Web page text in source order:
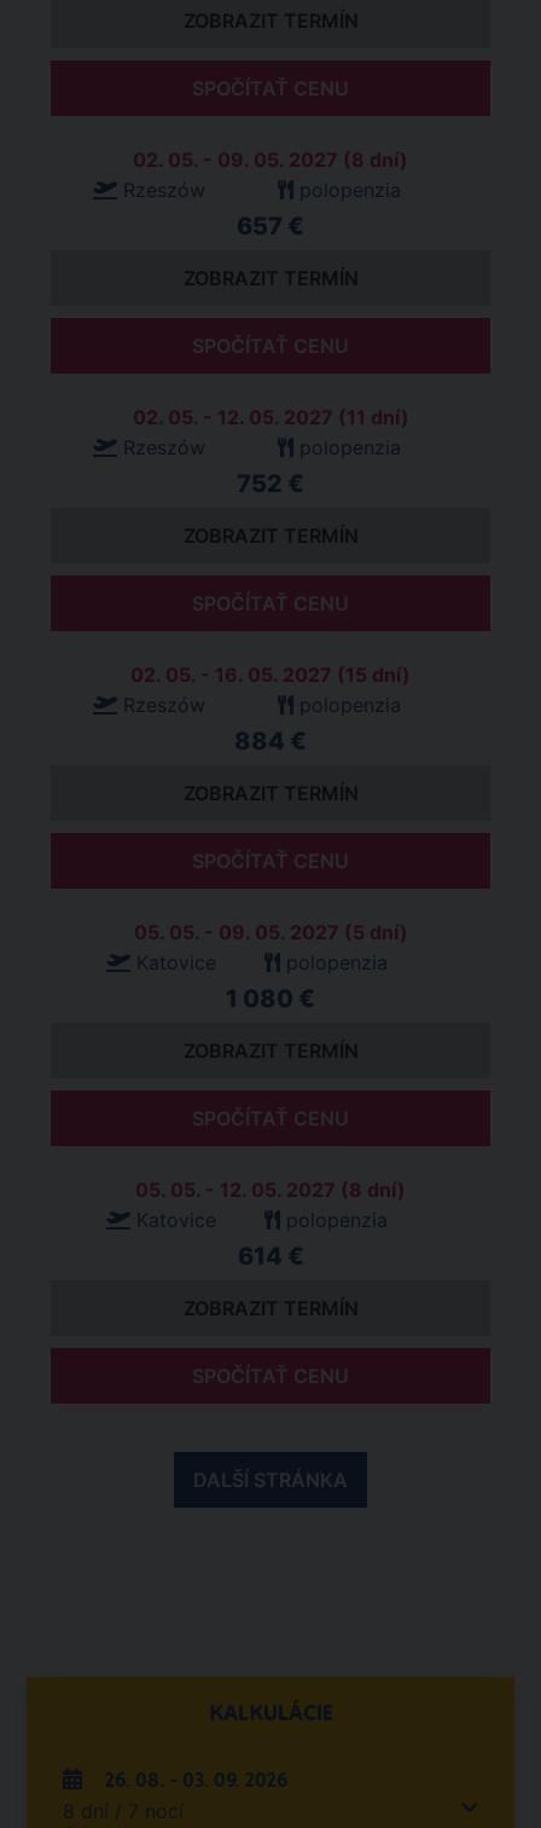
ZOBRAZIT TERMÍN
SPOČÍTAŤ CENU
02. 05. - 09. 05. 2027 (8 dní)
Rzeszów
polopenzia
657 €
ZOBRAZIT TERMÍN
SPOČÍTAŤ CENU
02. 05. - 12. 05. 2027 (11 dní)
Rzeszów
polopenzia
752 €
ZOBRAZIT TERMÍN
SPOČÍTAŤ CENU
02. 05. - 16. 05. 2027 (15 dní)
Rzeszów
polopenzia
884 €
ZOBRAZIT TERMÍN
SPOČÍTAŤ CENU
05. 05. - 09. 05. 2027 (5 dní)
Katovice
polopenzia
1 080 €
ZOBRAZIT TERMÍN
SPOČÍTAŤ CENU
05. 05. - 12. 05. 2027 (8 dní)
Katovice
polopenzia
614 €
ZOBRAZIT TERMÍN
SPOČÍTAŤ CENU
DALŠÍ STRÁNKA
KALKULÁCIE
26. 08. - 03. 09. 2026
8 dní / 7 nocí